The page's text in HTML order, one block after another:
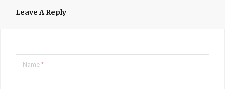
Leave A Reply
Name*